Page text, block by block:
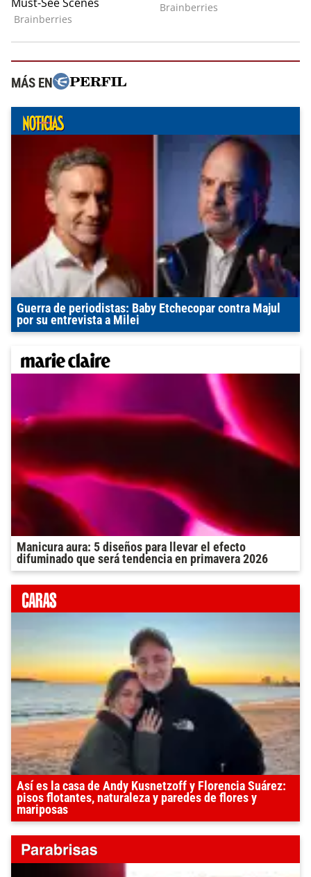
MÁS EN
Guerra de periodistas: Baby Etchecopar contra Majul
por su entrevista a Milei
Manicura aura: 5 diseños para llevar el efecto
difuminado que será tendencia en primavera 2026
Así es la casa de Andy Kusnetzoff y Florencia Suárez:
pisos flotantes, naturaleza y paredes de flores y
mariposas